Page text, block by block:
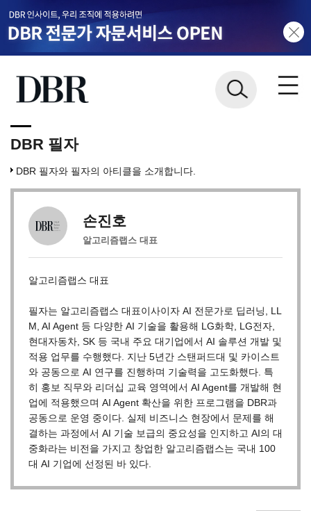
DBR 필자
DBR 필자와 필자의 아티클을 소개합니다.
손진호
알고리즘랩스 대표
알고리즘랩스 대표
필자는 알고리즘랩스 대표이사이자 AI 전문가로 딥러닝, LL
M, AI Agent 등 다양한 AI 기술을 활용해 LG화학, LG전자,
현대자동차, SK 등 국내 주요 대기업에서 AI 솔루션 개발 및
적용 업무를 수행했다. 지난 5년간 스탠퍼드대 및 카이스트
와 공동으로 AI 연구를 진행하며 기술력을 고도화했다. 특
히 홍보 직무와 리더십 교육 영역에서 AI Agent를 개발해 현
업에 적용했으며 AI Agent 확산을 위한 프로그램을 DBR과
공동으로 운영 중이다. 실제 비즈니스 현장에서 문제를 해
결하는 과정에서 AI 기술 보급의 중요성을 인지하고 AI의 대
중화라는 비전을 가지고 창업한 알고리즘랩스는 국내 100
대 AI 기업에 선정된 바 있다.